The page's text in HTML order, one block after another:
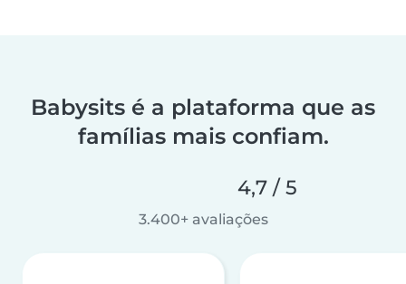
Babysits é a plataforma que as
famílias mais confiam.
4,7 / 5
3.400+ avaliações